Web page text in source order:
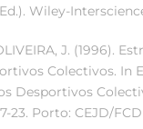
Wiley-
J. (1996).
Colectivos. In
Desportivos
23. Porto: CEJD/